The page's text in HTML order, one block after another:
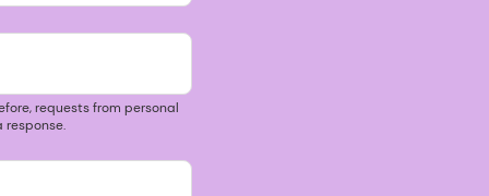
requests from personal
response.